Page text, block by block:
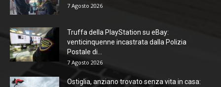
7 Agosto 2026
Truffa della PlayStation su eBay:
venticinquenne incastrata dalla Polizia
Postale di...
7 Agosto 2026
Ostiglia, anziano trovato senza vita in casa: